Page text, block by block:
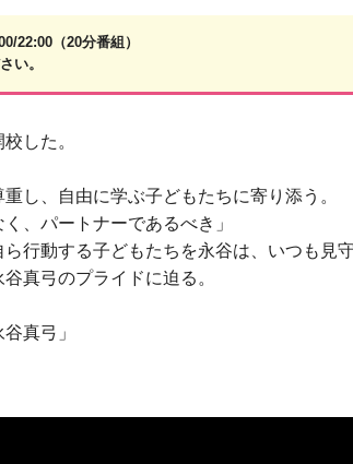
22:00（20分番組）
い。
した。
し、自由に学ぶ子どもたちに寄り添う。
、パートナーであるべき」
行動する子どもたちを永谷は、いつも見守
真弓のプライドに迫る。
真弓」